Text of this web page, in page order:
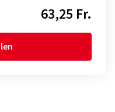
63,25 Fr.